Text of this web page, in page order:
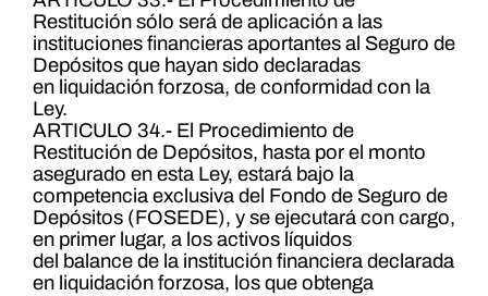
Restitución sólo será de aplicación a las
instituciones financieras aportantes al Seguro de
Depósitos que hayan sido declaradas
en liquidación forzosa, de conformidad con la
Ley.
ARTICULO 34.- El Procedimiento de
Restitución de Depósitos, hasta por el monto
asegurado en esta Ley, estará bajo la
competencia exclusiva del Fondo de Seguro de
Depósitos (FOSEDE), y se ejecutará con cargo,
en primer lugar, a los activos líquidos
del balance de la institución financiera declarada
en liquidación forzosa, los que obtenga